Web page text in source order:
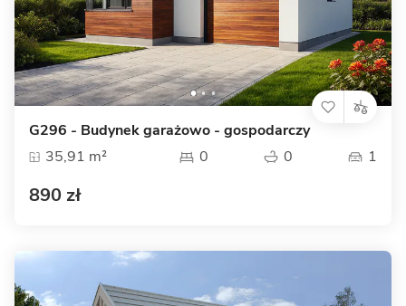
G296 - Budynek garażowo - gospodarczy
35,91 m²
0 0 1
890 zł